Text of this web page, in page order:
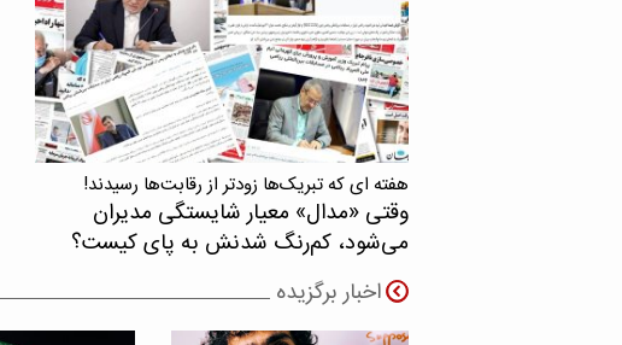
هفته ای که تبریک‌ها زودتر از رقابت‌ها رسیدند!
وقتی «مدال‌» معیار شایستگی مدیران
می‌شود، کم‌رنگ شدنش به پای کیست؟
اخبار برگزیده